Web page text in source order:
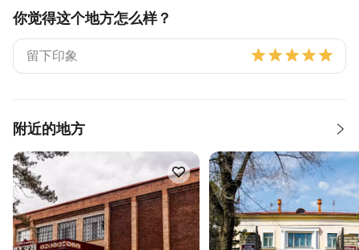
你觉得这个地方怎么样？
附近的地方